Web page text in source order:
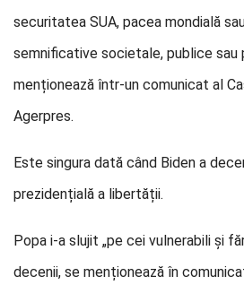
securitatea SUA, pacea mondială
semnificative societale, publice sau
menționează într-un comunicat al
Agerpres.
Este singura dată când Biden a
prezidențială a libertății.
Popa i-a slujit „pe cei vulnerabili și
decenii, se menționează în